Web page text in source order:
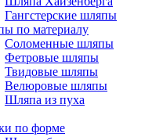
Гангстерские шляпы
по материалу
Соломенные шляпы
Фетровые шляпы
Твидовые шляпы
Велюровые шляпы
Шляпа из пуха
по форме